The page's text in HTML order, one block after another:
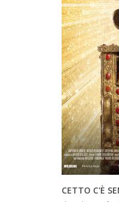
CETTO C'È